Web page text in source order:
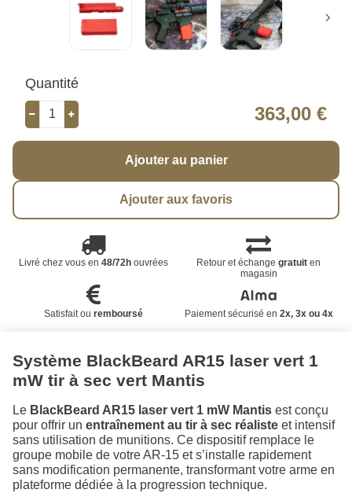
Quantité
363,00 €
Ajouter au panier
Ajouter aux favoris
Livré chez vous en 48/72houvrées Retour et échangegratuit en
magasin
Satisfait ou remboursé Paiement sécurisé en 2x, 3x ou 4x
Système BlackBeard AR15 laser vert 1
mW tir à sec vert Mantis
Le BlackBeard AR15 laser vert 1 mW Mantis est conçu
pour offrir un entraînement au tir à sec réaliste et intensif
sans utilisation de munitions. Ce dispositif remplace le
groupe mobile de votre AR-15 et s’installe rapidement
sans modification permanente, transformant votre arme en
plateforme dédiée à la progression technique.